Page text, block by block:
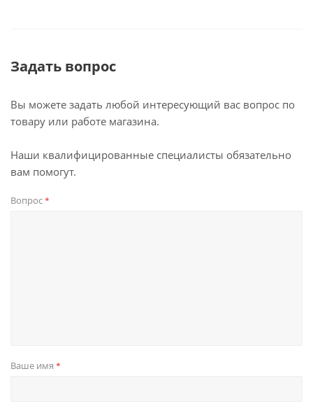
Задать вопрос
Вы можете задать любой интересующий вас вопрос по
товару или работе магазина.
Наши квалифицированные специалисты обязательно
вам помогут.
Вопрос*
Ваше имя *